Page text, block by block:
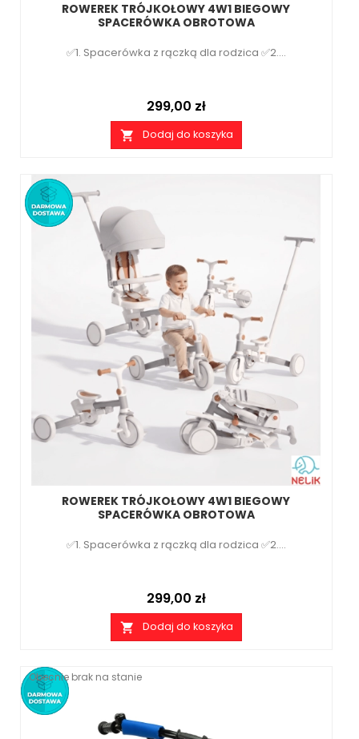
ROWEREK TRÓJKOŁOWY 4W1 BIEGOWY
SPACERÓWKA OBROTOWA
✅1. Spacerówka z rączką dla rodzica ✅2....
Cena
299,00 zł
 Dodaj do koszyka
ROWEREK TRÓJKOŁOWY 4W1 BIEGOWY
SPACERÓWKA OBROTOWA
✅1. Spacerówka z rączką dla rodzica ✅2....
Cena
299,00 zł
 Dodaj do koszyka
Obecnie brak na stanie